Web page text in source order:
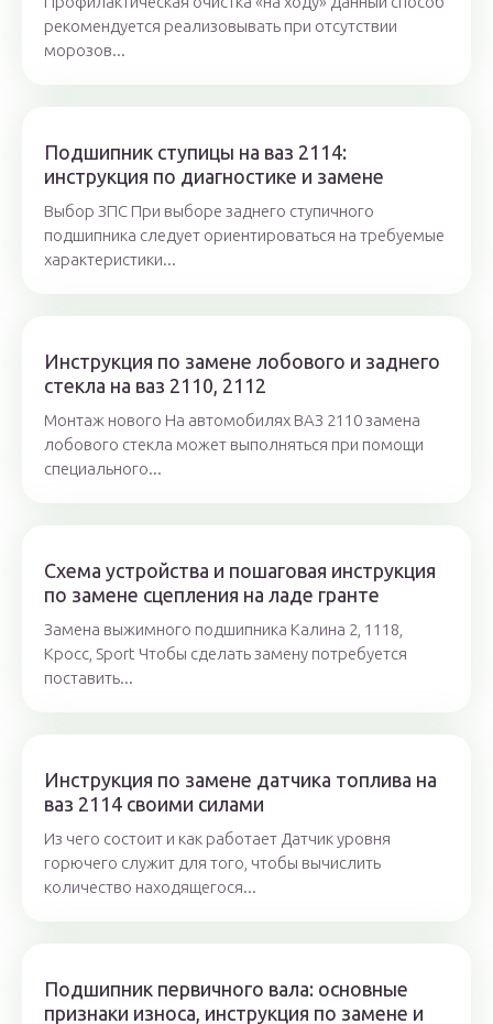
рекомендуется реализовывать при отсутствии
морозов...
Подшипник ступицы на ваз 2114:
инструкция по диагностике и замене
Выбор ЗПС При выборе заднего ступичного
подшипника следует ориентироваться на требуемые
характеристики...
Инструкция по замене лобового и заднего
стекла на ваз 2110, 2112
Монтаж нового На автомобилях ВАЗ 2110 замена
лобового стекла может выполняться при помощи
специального...
Схема устройства и пошаговая инструкция
по замене сцепления на ладе гранте
Замена выжимного подшипника Калина 2, 1118,
Кросс, Sport Чтобы сделать замену потребуется
поставить...
Инструкция по замене датчика топлива на
ваз 2114 своими силами
Из чего состоит и как работает Датчик уровня
горючего служит для того, чтобы вычислить
количество находящегося...
Подшипник первичного вала: основные
признаки износа, инструкция по замене и